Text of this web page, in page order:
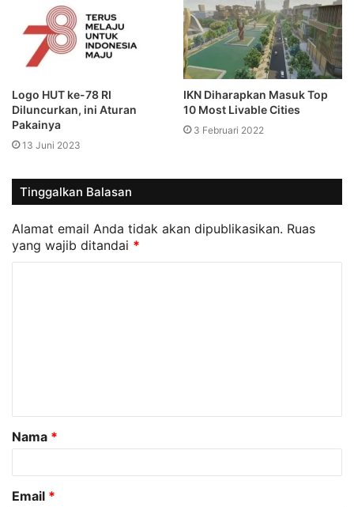
Logo HUT ke-78 RI
Diluncurkan, ini Aturan
Pakainya
13 Juni 2023
IKN Diharapkan Masuk Top
10 Most Livable Cities
3 Februari 2022
Tinggalkan Balasan
Alamat email Anda tidak akan dipublikasikan. Ruas
yang wajib ditandai *
a
r
Nama *
Email *